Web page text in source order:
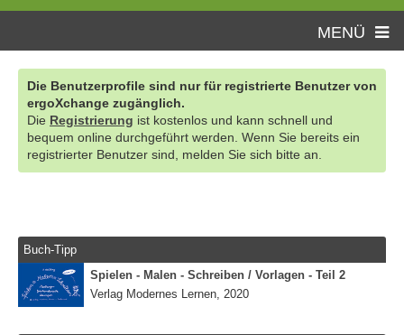
MENÜ
Die Benutzerprofile sind nur für registrierte Benutzer von
ergoXchange zugänglich.
Die Registrierung ist kostenlos und kann schnell und
bequem online durchgeführt werden. Wenn Sie bereits ein
registrierter Benutzer sind, melden Sie sich bitte an.
Buch-Tipp
Spielen - Malen - Schreiben / Vorlagen - Teil 2
Verlag Modernes Lernen, 2020